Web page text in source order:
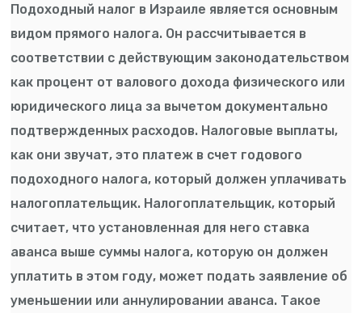
Подоходный налог в Израиле является основным
видом прямого налога. Он рассчитывается в
соответствии с действующим законодательством
как процент от валового дохода физического или
юридического лица за вычетом документально
подтвержденных расходов. Налоговые выплаты,
как они звучат, это платеж в счет годового
подоходного налога, который должен уплачивать
налогоплательщик. Налогоплательщик, который
считает, что установленная для него ставка
аванса выше суммы налога, которую он должен
уплатить в этом году, может подать заявление об
уменьшении или аннулировании аванса. Такое